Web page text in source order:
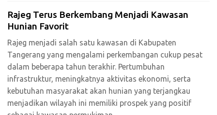
Rajeg Terus Berkembang Menjadi Kawasan
Hunian Favorit
Rajeg menjadi salah satu kawasan di Kabupaten
Tangerang yang mengalami perkembangan cukup pesat
dalam beberapa tahun terakhir. Pertumbuhan
infrastruktur, meningkatnya aktivitas ekonomi, serta
kebutuhan masyarakat akan hunian yang terjangkau
menjadikan wilayah ini memiliki prospek yang positif